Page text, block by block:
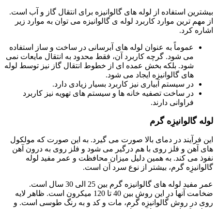
بیشترین استفاده از لوله های گالوانیزه برای انتقال گاز و آب است.
از مهم ترین موارد کاربرد لوله ی گالوانیزه می توان به موارد زیر
اشاره کرد.
عموماً به عنوان لوله های آبرسانی در ساخت و ساز استفاده
می شود. گرچه کاربرد آن، فقط محدود به انتقال مایعات نمی
شود. بلکه بخش عمده ای از خطوط انتقال گاز نیز توسط لوله
های گالوانیزه ایجاد می شود.
در سیستم آبیاری نیز کاربرد بسیار زیادی دارد.
در ساخت تصفیه خانه ها و سیستم های تهویه نیز کاربرد
فراوانی دارند.
لوله گالوانیزِه گرم
این فرآیند در دمای بالا صورت می گیرد. به این صورت که مولکول
های آهن و فلز روی با هم درگیر می شود و فلز روی به درون آهن
نفوذ می کند. به همین دلیل میزان محافظت و عمر مفید لوله
گالوانیزِه گرم، بیشتر از نوع سرد آن است.
عمر مفید لوله های گالوانیزه گرم بین 25 الی 30 سال است.
ضخامت آنها در این روش بین 40 تا 120 میکرون است. ظاهر لایه
روی در روش گالوانیزِه گرم، مات و کد و به رنگ طوسی است. و